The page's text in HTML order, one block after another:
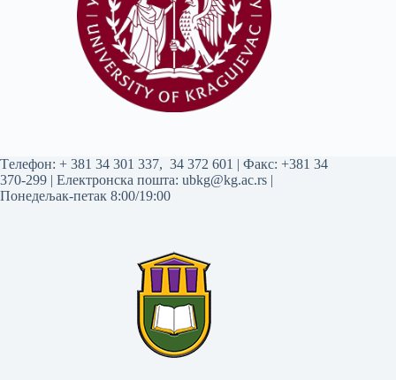
Tелефон: + 381 34 301 337, 34 372 601 | Факс: +381 34
370-299 | Електронска пошта: ubkg@kg.ac.rs |
Понедељак-петак 8:00/19:00